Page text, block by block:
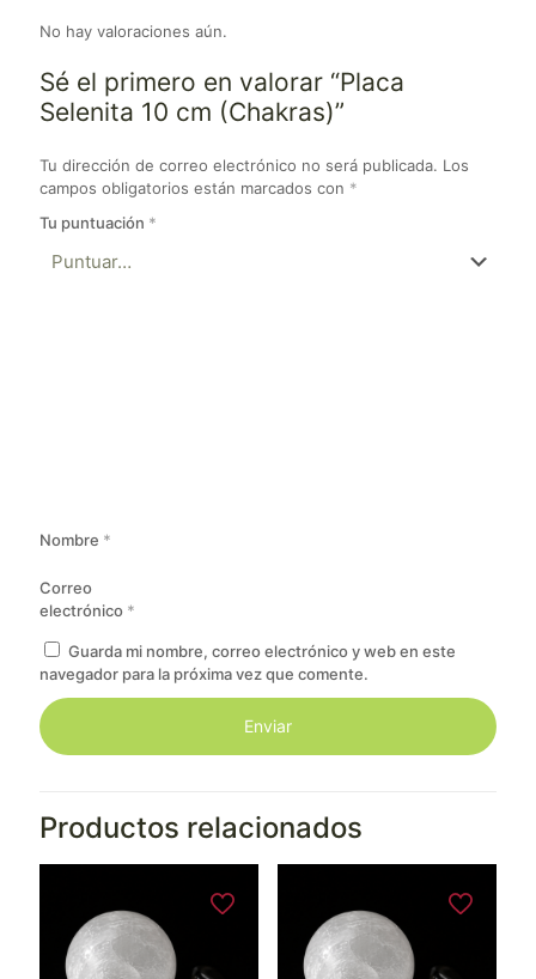
No hay valoraciones aún.
Sé el primero en valorar “Placa
Selenita 10 cm (Chakras)”
Tu dirección de correo electrónico no será publicada. Los
campos obligatorios están marcados con *
Tu puntuación *
Nombre *
Correo
electrónico *
Guarda mi nombre, correo electrónico y web en este
navegador para la próxima vez que comente.
Productos relacionados